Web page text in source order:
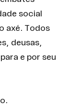
social
axé. Todos
deusas,
e por seu